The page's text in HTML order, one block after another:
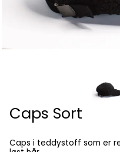
Caps Sort
Caps i teddystoff som er